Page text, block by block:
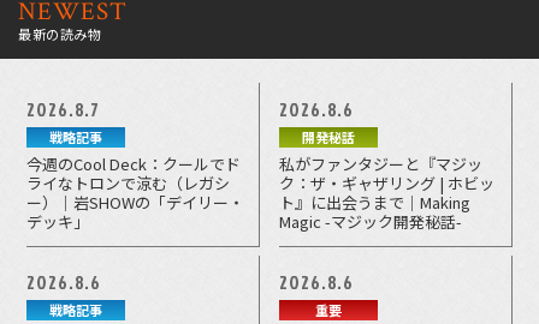
NEWEST
最新の読み物
2026.8.7
戦略記事
今週のCool Deck：クールでド
ライなトロンで涼む（レガシ
ー）｜岩SHOWの「デイリー・
デッキ」
2026.8.6
開発秘話
私がファンタジーと『マジッ
ク：ザ・ギャザリング | ホビッ
ト』に出会うまで｜Making
Magic -マジック開発秘話-
2026.8.6
戦略記事
2026.8.6
重要